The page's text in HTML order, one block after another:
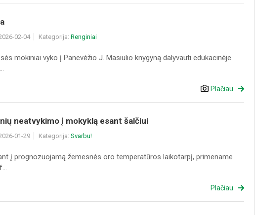
02-04 Kategorija: Renginiai
mokiniai vyko į Panevėžio J. Masiulio knygyną dalyvauti edukacinėje
Plačiau
neatvykimo į mokyklą esant šalčiui
01-29 Kategorija: Svarbu!
į prognozuojamą žemesnės oro temperatūros laikotarpį, primename
Plačiau